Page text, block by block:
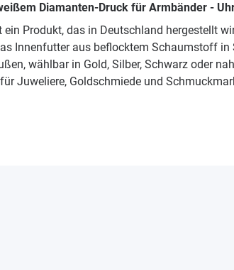
Diamanten-Druck für Armbänder -
Produkt, das in Deutschland hergestellt
Innenfutter aus beflocktem Schaumstoff
wählbar in Gold, Silber, Schwarz oder
Juweliere, Goldschmiede und